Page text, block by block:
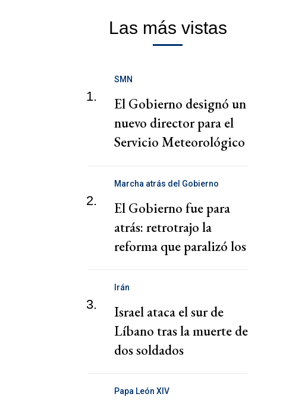
Las más vistas
1.
SMN
El Gobierno designó un
nuevo director para el
Servicio Meteorológico
2.
Marcha atrás del Gobierno
El Gobierno fue para
atrás: retrotrajo la
reforma que paralizó los
3.
Irán
Israel ataca el sur de
Líbano tras la muerte de
dos soldados
Papa León XIV